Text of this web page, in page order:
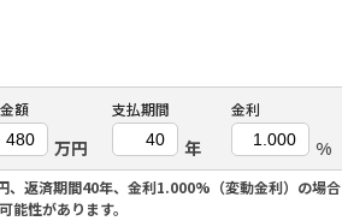
額
万円
支払期間
年
金利
%
、返済期間40年、金利1.000%（変動金利）の場合
性があります。